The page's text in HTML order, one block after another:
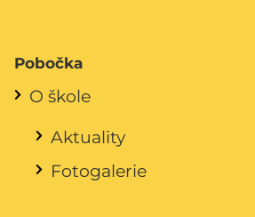
Pobočka
O škole
Aktuality
Fotogalerie